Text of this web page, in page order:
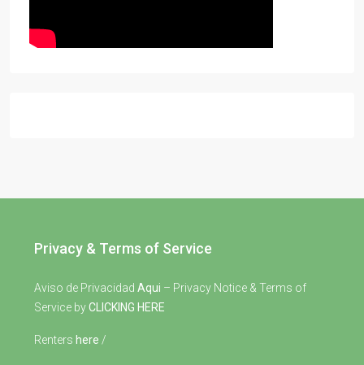
Privacy & Terms of Service
Aviso de Privacidad Aqui – Privacy Notice & Terms of
Service byCLICKING HERE
Renters here /